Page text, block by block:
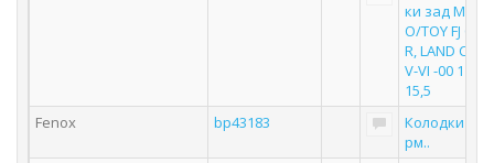
ки зад MIT
O/TOY FJ
R, LAND
V-VI -00
15,5
Fenox
bp43183
Колодки
рм..